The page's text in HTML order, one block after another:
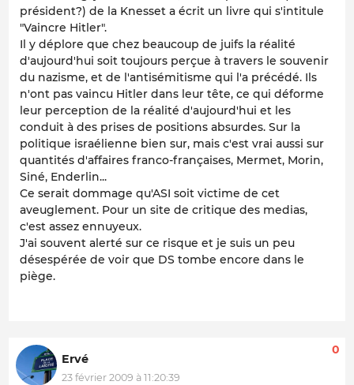
président?) de la Knesset a écrit un livre qui s'intitule
"Vaincre Hitler".
Il y déplore que chez beaucoup de juifs la réalité
d'aujourd'hui soit toujours perçue à travers le souvenir
du nazisme, et de l'antisémitisme qui l'a précédé. Ils
n'ont pas vaincu Hitler dans leur tête, ce qui déforme
leur perception de la réalité d'aujourd'hui et les
conduit à des prises de positions absurdes. Sur la
politique israélienne bien sur, mais c'est vrai aussi sur
quantités d'affaires franco-françaises, Mermet, Morin,
Siné, Enderlin...
Ce serait dommage qu'ASI soit victime de cet
aveuglement. Pour un site de critique des medias,
c'est assez ennuyeux.
J'ai souvent alerté sur ce risque et je suis un peu
désespérée de voir que DS tombe encore dans le
piège.
Ervé
23 février 2009 à 11:20:39
0